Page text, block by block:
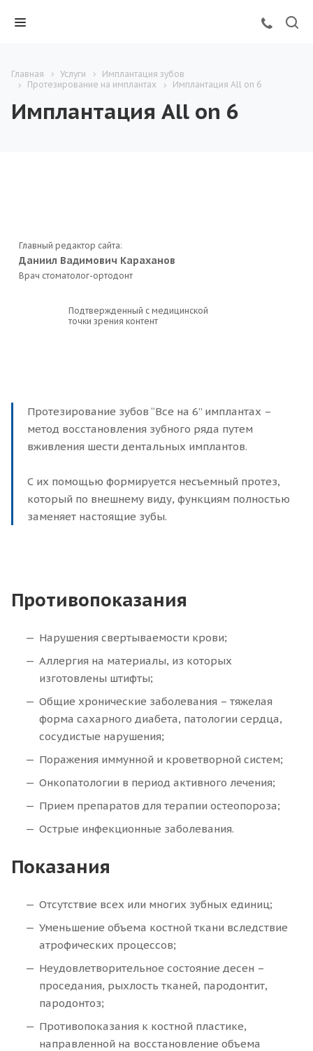
Главная Услуги
Имплантация зубов
Протезирование на имплантах
Имплантация All on 6
Имплантация All on 6
Главный редактор сайта:
Даниил Вадимович Караханов
Врач стоматолог-ортодонт
Подтвержденный с медицинской
точки зрения контент
Протезирование зубов “Все на 6” имплантах –
метод восстановления зубного ряда путем
вживления шести дентальных имплантов.
С их помощью формируется несъемный протез,
который по внешнему виду, функциям полностью
заменяет настоящие зубы.
Противопоказания
Нарушения свертываемости крови;
Аллергия на материалы, из которых
изготовлены штифты;
Общие хронические заболевания – тяжелая
форма сахарного диабета, патологии сердца,
сосудистые нарушения;
Поражения иммунной и кроветворной систем;
Онкопатологии в период активного лечения;
Прием препаратов для терапии остеопороза;
Острые инфекционные заболевания.
Показания
Отсутствие всех или многих зубных единиц;
Уменьшение объема костной ткани вследствие
атрофических процессов;
Неудовлетворительное состояние десен –
проседания, рыхлость тканей, пародонтит,
пародонтоз;
Противопоказания к костной пластике,
направленной на восстановление объема